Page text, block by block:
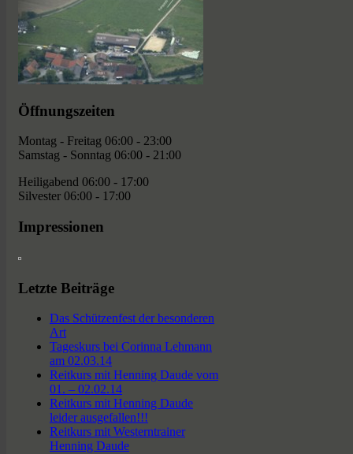
Öffnungszeiten
Montag - Freitag 06:00 - 23:00
Samstag - Sonntag 06:00 - 21:00
Heiligabend 06:00 - 17:00
Silvester 06:00 - 17:00
Impressionen
Letzte Beiträge
Das Schützenfest der besonderen
Art
Tageskurs bei Corinna Lehmann
am 02.03.14
Reitkurs mit Henning Daude vom
01. – 02.02.14
Reitkurs mit Henning Daude
leider ausgefallen!!!
Reitkurs mit Westerntrainer
Henning Daude